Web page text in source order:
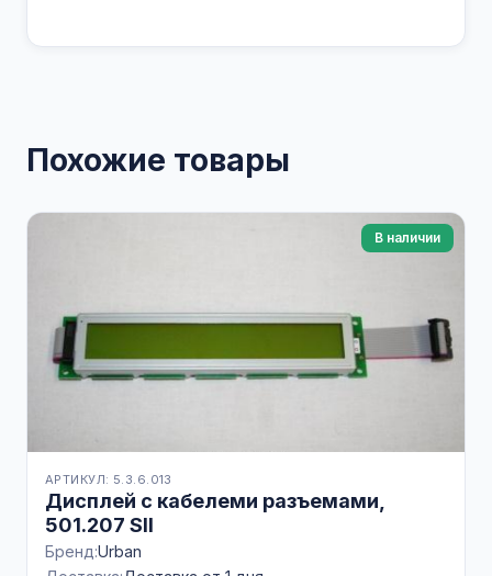
Похожие товары
В наличии
АРТИКУЛ: 5.3.6.013
Дисплей с кабелеми разъемами,
501.207 SII
Бренд:Urban